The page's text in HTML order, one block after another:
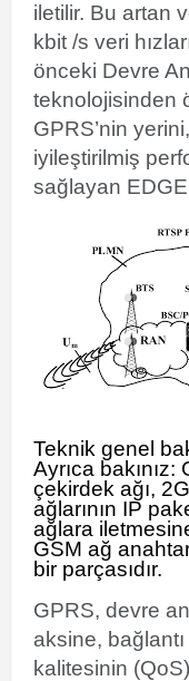
iletilir. Bu artan
kbit /s veri
önceki Devre
teknolojisinden
GPRS’nin
iyileştirilmiş
sağlayan EDGE
Teknik genel
Ayrıca bakınız:
çekirdek ağı,
ağlarının IP
ağlara
GSM ağ
bir parçasıdır.
GPRS, devre
aksine,
kalitesinin